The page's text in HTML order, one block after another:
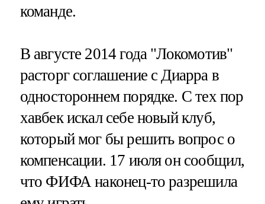
команде.
В августе 2014 года "Локомотив"
расторг соглашение с Диарра в
одностороннем порядке. С тех пор
хавбек искал себе новый клуб,
который мог бы решить вопрос о
компенсации. 17 июля он сообщил,
что ФИФА наконец-то разрешила